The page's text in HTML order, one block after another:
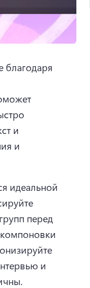
благодаря
и
и
идеальной
перед
и